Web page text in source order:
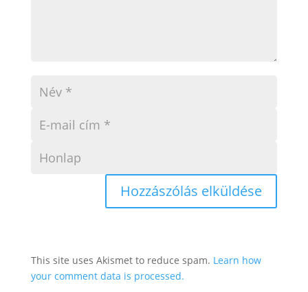
This site uses Akismet to reduce spam. Learn how
your comment data is processed.